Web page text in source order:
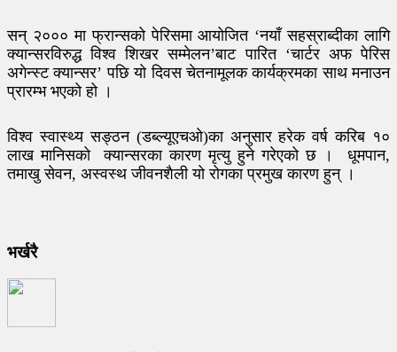
सन् २००० मा फ्रान्सको पेरिसमा आयोजित ‘नयाँ सहस्राब्दीका लागि
क्यान्सरविरुद्ध विश्व शिखर सम्मेलन’बाट पारित ‘चार्टर अफ पेरिस
अगेन्स्ट क्यान्सर’ पछि यो दिवस चेतनामूलक कार्यक्रमका साथ मनाउन
प्रारम्भ भएको हो ।
विश्व स्वास्थ्य सङ्ठन (डब्ल्यूएचओ)का अनुसार हरेक वर्ष करिब १०
लाख मानिसको क्यान्सरका कारण मृत्यु हुने गरेएको छ । धूमपान,
तमाखु सेवन, अस्वस्थ जीवनशैली यो रोगका प्रमुख कारण हुन् ।
भर्खरै